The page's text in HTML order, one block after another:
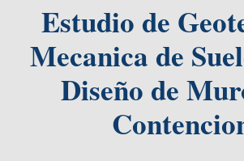
Estudio de
Mecanica de
Diseño de